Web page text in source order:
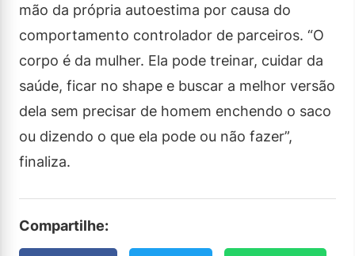
mão da própria autoestima por causa do
comportamento controlador de parceiros. “O
corpo é da mulher. Ela pode treinar, cuidar da
saúde, ficar no shape e buscar a melhor versão
dela sem precisar de homem enchendo o saco
ou dizendo o que ela pode ou não fazer”,
finaliza.
Compartilhe: